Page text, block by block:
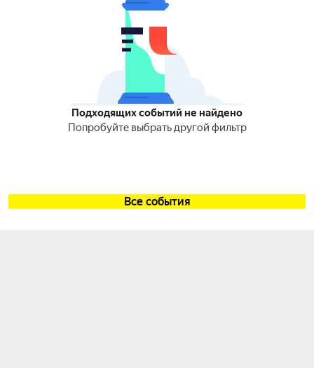
Подходящих событий не найдено
Попробуйте выбрать другой фильтр
Все события